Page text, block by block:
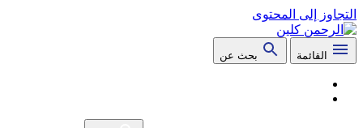
التجاوز إلى المحتوى
القائمة بحث عن